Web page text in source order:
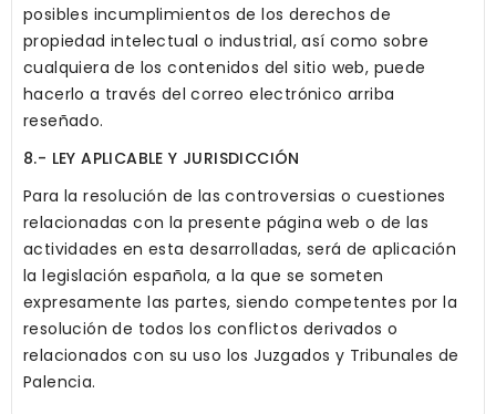
posibles incumplimientos de los derechos de
propiedad intelectual o industrial, así como sobre
cualquiera de los contenidos del sitio web, puede
hacerlo a través del correo electrónico arriba
reseñado.
8.- LEY APLICABLE Y JURISDICCIÓN
Para la resolución de las controversias o cuestiones
relacionadas con la presente página web o de las
actividades en esta desarrolladas, será de aplicación
la legislación española, a la que se someten
expresamente las partes, siendo competentes por la
resolución de todos los conflictos derivados o
relacionados con su uso los Juzgados y Tribunales de
Palencia.